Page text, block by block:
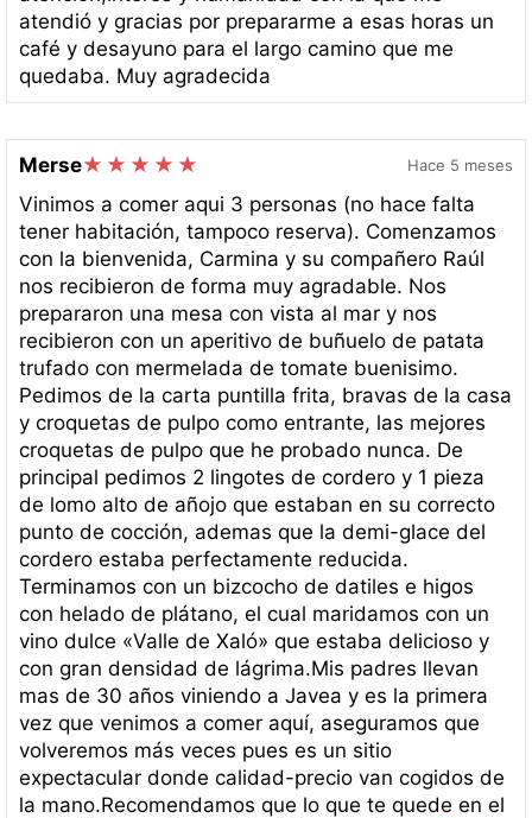
atendió y gracias por prepararme a esas horas un
café y desayuno para el largo camino que me
quedaba. Muy agradecida
Merse Hace 5 meses
Vinimos a comer aqui 3 personas (no hace falta
tener habitación, tampoco reserva). Comenzamos
con la bienvenida, Carmina y su compañero Raúl
nos recibieron de forma muy agradable. Nos
prepararon una mesa con vista al mar y nos
recibieron con un aperitivo de buñuelo de patata
trufado con mermelada de tomate buenisimo.
Pedimos de la carta puntilla frita, bravas de la casa
y croquetas de pulpo como entrante, las mejores
croquetas de pulpo que he probado nunca. De
principal pedimos 2 lingotes de cordero y 1 pieza
de lomo alto de añojo que estaban en su correcto
punto de cocción, ademas que la demi-glace del
cordero estaba perfectamente reducida.
Terminamos con un bizcocho de datiles e higos
con helado de plátano, el cual maridamos con un
vino dulce «Valle de Xaló» que estaba delicioso y
con gran densidad de lágrima.Mis padres llevan
mas de 30 años viniendo a Javea y es la primera
vez que venimos a comer aquí, aseguramos que
volveremos más veces pues es un sitio
expectacular donde calidad-precio van cogidos de
la mano.Recomendamos que lo que te quede en el